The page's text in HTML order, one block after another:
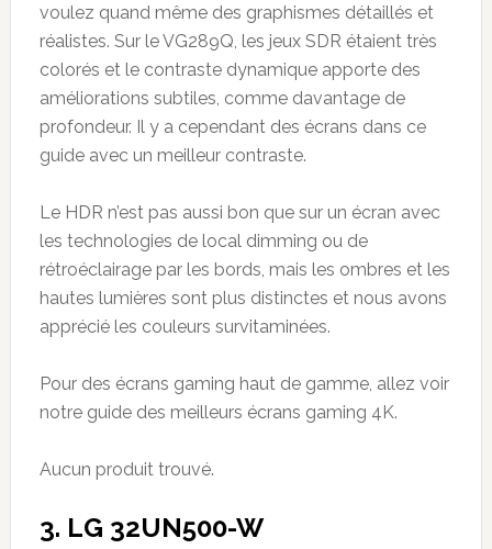
voulez quand même des graphismes détaillés et
réalistes. Sur le VG289Q, les jeux SDR étaient très
colorés et le contraste dynamique apporte des
améliorations subtiles, comme davantage de
profondeur. Il y a cependant des écrans dans ce
guide avec un meilleur contraste.
Le HDR n’est pas aussi bon que sur un écran avec
les technologies de local dimming ou de
rétroéclairage par les bords, mais les ombres et les
hautes lumières sont plus distinctes et nous avons
apprécié les couleurs survitaminées.
Pour des écrans gaming haut de gamme, allez voir
notre guide des meilleurs écrans gaming 4K.
Aucun produit trouvé.
3. LG 32UN500-W